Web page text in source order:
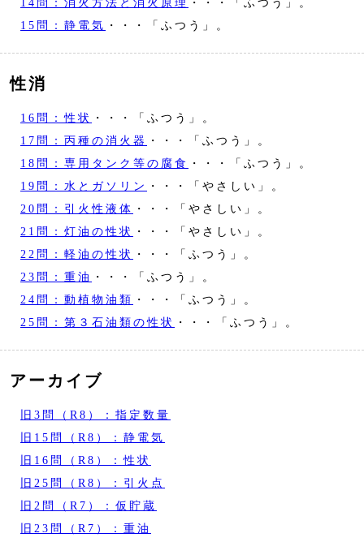
15問：静電気 ・・・「ふつう」。
性消
16問：性状
・・・「ふつう」。
17問：丙種の消火器
・・・「ふつう」。
18問：専用タンク等の腐食
・・・「ふつう」。
19問：水とガソリン
・・・「やさしい」。
20問：引火性液体 ・・・「やさしい」。
21問：灯油の性状
・・・「やさしい」。
22問：軽油の性状
・・・「ふつう」。
23問：重油
・・・「ふつう」。
24問：動植物油類 ・・・「ふつう」。
25問：第３石油類の性状
・・・「ふつう」。
アーカイブ
旧3問（R8）：指定数量
旧15問（R8）：静電気
旧16問（R8）：性状
旧25問（R8）：引火点
旧2問（R7）：仮貯蔵
旧23問（R7）：重油